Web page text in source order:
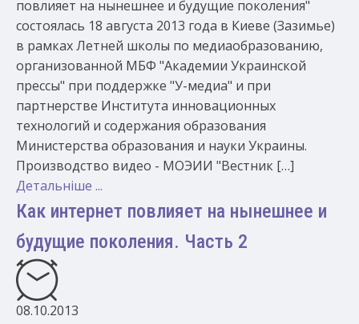
повлияет на нынешнее и будущие поколения"
состоялась 18 августа 2013 года в Киеве (Зазимье)
в рамках Летней школы по медиаобразованию,
организованной МБФ "Академии Украинской
прессы" при поддержке "У-медиа" и при
партнерстве Института инновационных
технологий и содержания образования
Министерства образования и науки Украины.
Производство видео - МОЭИИ "Вестник […]
Детальніше ...
Как интернет повлияет на нынешнее и
будущие поколения. Часть 2
08.10.2013